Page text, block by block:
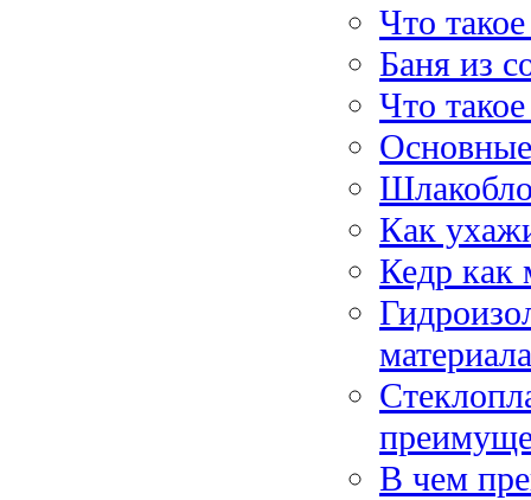
Что
Баня из
Что
Как
Кедр как
В чем